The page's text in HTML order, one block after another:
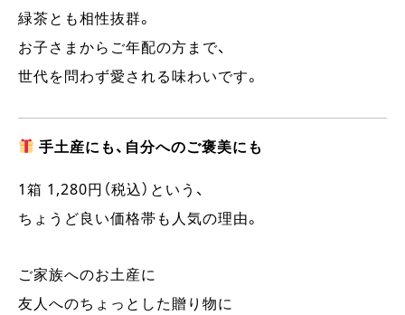
緑茶とも相性抜群。
お子さまからご年配の方まで、
世代を問わず愛される味わいです。
手土産にも、自分へのご褒美にも
1箱 1,280円（税込）という、
ちょうど良い価格帯も人気の理由。
ご家族へのお土産に
友人へのちょっとした贈り物に